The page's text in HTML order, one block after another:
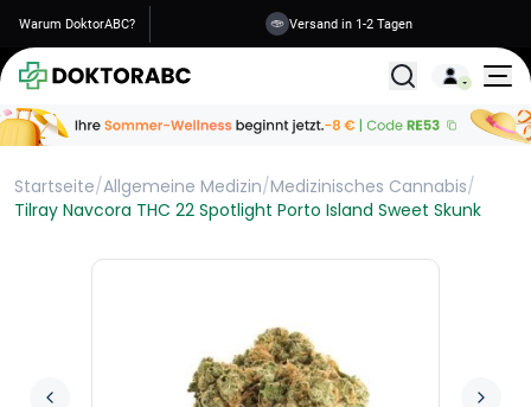
Warum DoktorABC? Versand in 1-2 Tagen
Alle
Startseite/Allgemeine Medizin/Medizinisches Cannabis/
Tilray Navcora THC 22 Spotlight Porto Island Sweet Skunk